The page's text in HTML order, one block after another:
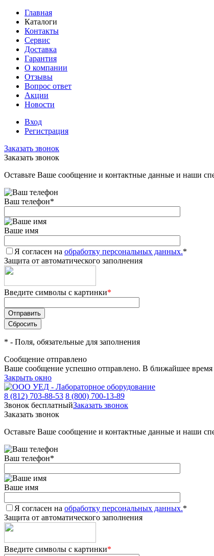
Главная
Каталоги
Контакты
Сервис
Доставка
Гарантия
О компании
Отзывы
Вопрос ответ
Акции
Новости
Вход
Регистрация
Заказать звонок
Заказать звонок
Оставьте Ваше сообщение и контактные данные и наши
Ваш телефон*
Ваше имя
Я согласен на обработку персональных данных.*
Защита от автоматического заполнения
Введите символы с картинки*
* - Поля, обязательные для заполнения
Сообщение отправлено
Ваше сообщение успешно отправлено. В ближайшее
Закрыть окно
8 (812) 703-88-53 8 (800) 700-13-89
Звонок бесплатныйЗаказать звонок
Заказать звонок
Оставьте Ваше сообщение и контактные данные и наши
Ваш телефон*
Ваше имя
Я согласен на обработку персональных данных.*
Защита от автоматического заполнения
Введите символы с картинки*